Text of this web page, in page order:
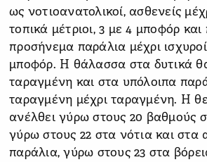
ως νοτιοανατολικοί, ασθενείς
τοπικά μέτριοι, 3 με 4 μποφόρ
προσήνεμα παράλια μέχρι
μποφόρ. Η θάλασσα στα δυτικά θα
ταραγμένη και στα υπόλοιπα
ταραγμένη μέχρι ταραγμένη. Η
ανέλθει γύρω στους 20 βαθμούς
γύρω στους 22 στα νότια και στα
παράλια, γύρω στους 23 στα